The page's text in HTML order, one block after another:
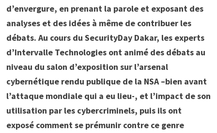
d’envergure, en prenant la parole et exposant des
analyses et des idées à même de contribuer les
débats. Au cours du SecurityDay Dakar, les experts
d’Intervalle Technologies ont animé des débats au
niveau du salon d’exposition sur l’arsenal
cybernétique rendu publique de la NSA –bien avant
l’attaque mondiale qui a eu lieu-, et l’impact de son
utilisation par les cybercriminels, puis ils ont
exposé comment se prémunir contre ce genre